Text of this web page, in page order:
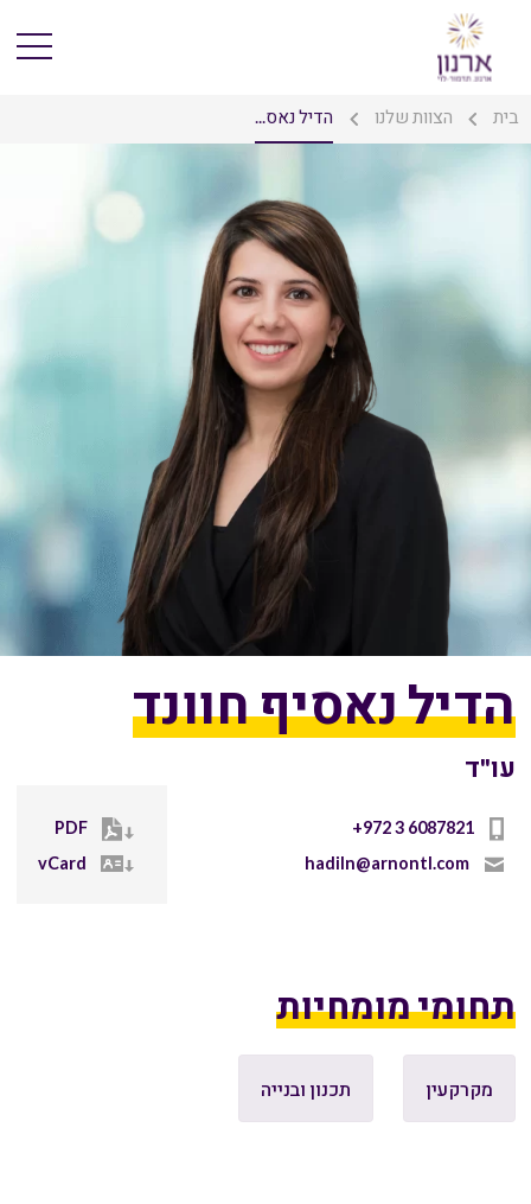
בית הצוות שלנו הדיל נאס...
הדיל נאסיף חוונד
עו"ד
+972 3 6087821
hadiln@arnontl.com
PDF
vCard
תחומי מומחיות
מקרקעין תכנון ובנייה